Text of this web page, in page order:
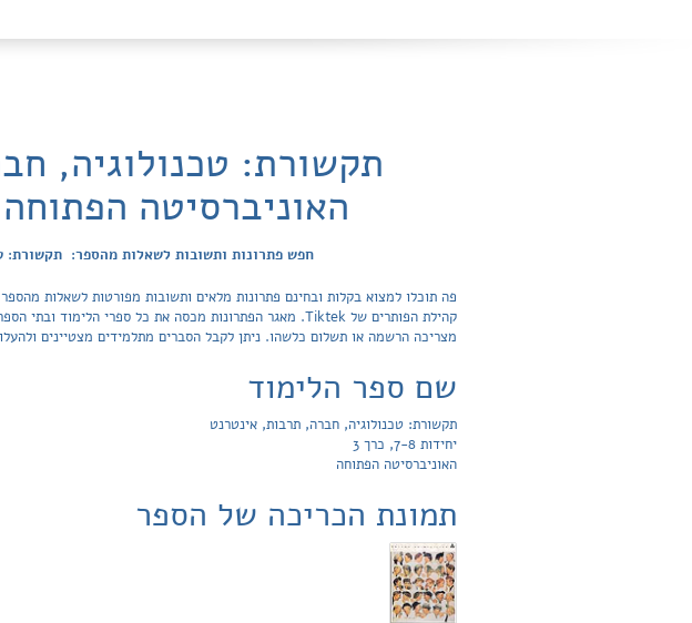
האוניברסיטה
חפש פתרונות ותשובות לשאלות מהספר: תקשורת: טכנולוגיה,
מצריכה הרשמה או תשלום כלשהו. ניתן לקבל הסברים מתלמידים מצטיינים
שם ספר הלימוד
תקשורת: טכנולוגיה, חברה, תרבות, אינטרנט
יחידות 7-8, כרך 3
האוניברסיטה הפתוחה
תמונת הכריכה של הספר